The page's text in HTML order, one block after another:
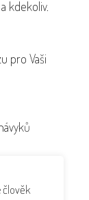
kdekoliv.
pro Vaši
člověk